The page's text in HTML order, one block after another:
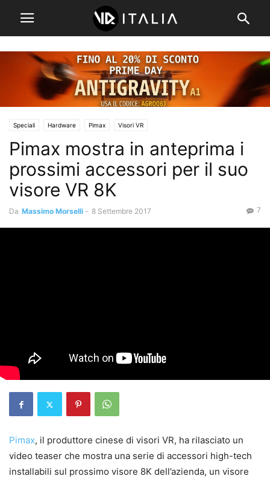
Speciali Hardware Pimax Visori VR
Pimax mostra in anteprima i
prossimi accessori per il suo
visore VR 8K
Da Massimo Morselli - 8 Settembre 2017 7
Pimax, il produttore cinese di visori VR, ha rilasciato un
video teaser che mostra una serie di accessori high-tech
installabili sul prossimo visore 8K dell’azienda, un visore